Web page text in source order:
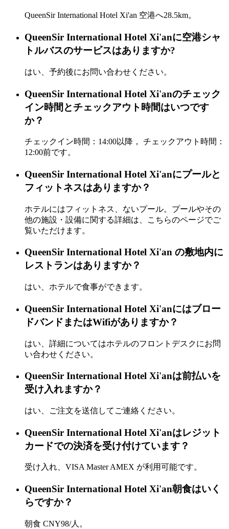
QueenSir International Hotel Xi'an 空港へ28.5km。
QueenSir International Hotel Xi'anに空港シャ
トルバスのサービスはありますか?
はい、予約後にお問い合わせください。
QueenSir International Hotel Xi'anのチェック
イン時間とチェックアウト時間はいつです
か？
チェックイン時間：14:00以降， チェックアウト時間：
12:00前です。
QueenSir International Hotel Xi'anにプールと
フィットネスはありますか？
ホテルにはフィットネス、ないプール。プールやその
他の施設・設備に関する詳細は、こちらのページでご
覧いただけます。
QueenSir International Hotel Xi'an の敷地内に
レストランはありますか？
はい、ホテルで食事ができます。
QueenSir International Hotel Xi'anにはブロー
ドバンドまたはWifiがありますか？
はい、詳細についてはホテルのフロントデスクにお問
い合わせください。
QueenSir International Hotel Xi'anは前払いを
受け入れますか？
はい、ご注文を送信してご連絡ください。
QueenSir International Hotel Xi'anはレジット
カードでの決済を受け付けています？
受け入れ、VISA Master AMEX が利用可能です。
QueenSir International Hotel Xi'an朝食はいく
らですか？
朝食 CNY98/人。